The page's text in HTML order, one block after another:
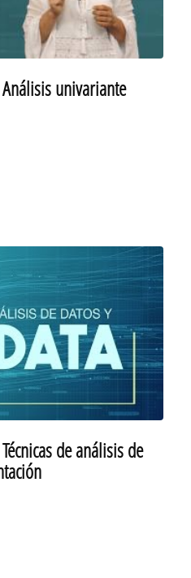
Análisis univariante
Técnicas de análisis de